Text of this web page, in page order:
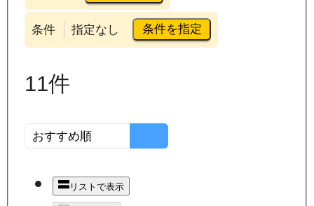
条件 指定なし 条件を指定
11件
リストで表示